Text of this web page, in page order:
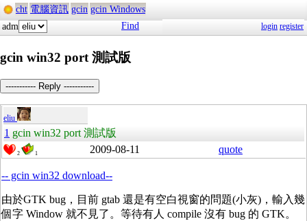
cht 電腦資訊 gcin gcin Windows
adm
Find login register
gcin win32 port 測試版
----------- Reply -----------
eliu
1 gcin win32 port 測試版
2 1 2009-08-11 quote
-- gcin win32 download--
由於GTK bug，目前 gtab 還是有空白視窗的問題(小灰)，輸入幾
個字 Window 就不見了。等待有人 compile 沒有 bug 的 GTK。